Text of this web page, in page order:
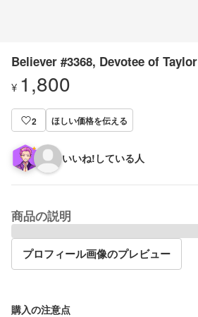
Believer #3368, Devotee of Taylor
¥ 1,800
2 ほしい価格を伝える
いいね!している人
商品の説明
プロフィール画像のプレビュー
購入の注意点